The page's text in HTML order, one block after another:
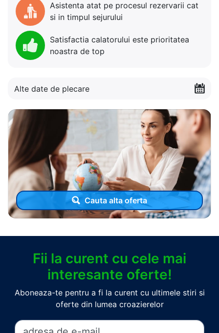
Asistenta atat pe procesul rezervarii cat
si in timpul sejurului
Satisfactia calatorului este prioritatea
noastra de top
Alte date de plecare
Cauta alta oferta
Fii la curent cu cele mai
interesante oferte!
Aboneaza-te pentru a fi la curent cu ultimele stiri si
oferte din lumea croazierelor